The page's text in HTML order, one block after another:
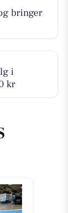
bringer
i
kr